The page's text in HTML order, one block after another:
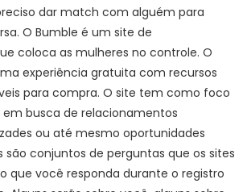
dar match com alguém para
O Bumble é um site de
coloca as mulheres no controle. O
experiência gratuita com recursos
para compra. O site tem como foco
busca de relacionamentos
ou até mesmo oportunidades
são conjuntos de perguntas que os sites
que você responda durante o registro